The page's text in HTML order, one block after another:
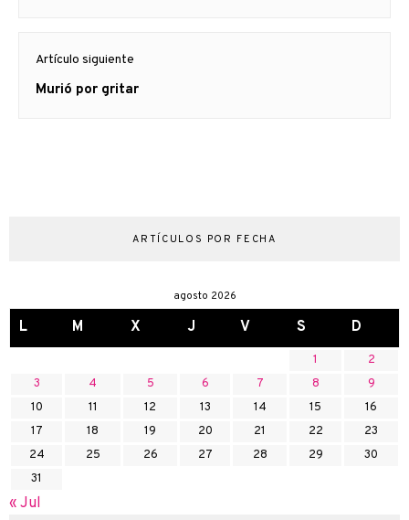
Artículo siguiente
Artículo
Murió por gritar
ARTÍCULOS POR FECHA
agosto 2026
L M X J V S D
1
2
3
4 5 6 7 8
9
10
11 12 13 14 15
16
17
18 19 20 21 22
23
24
25 26 27 28 29
30
31
« Jul